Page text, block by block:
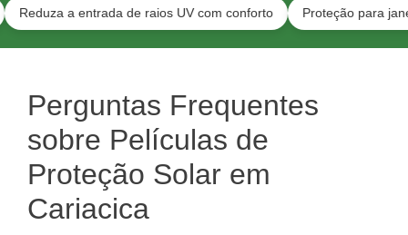
a entrada de raios UV com conforto Proteção para janelas
Perguntas Frequentes
sobre Películas de
Proteção Solar em
Cariacica